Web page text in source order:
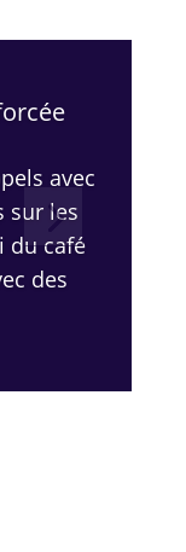
avec
sur les
du café
des